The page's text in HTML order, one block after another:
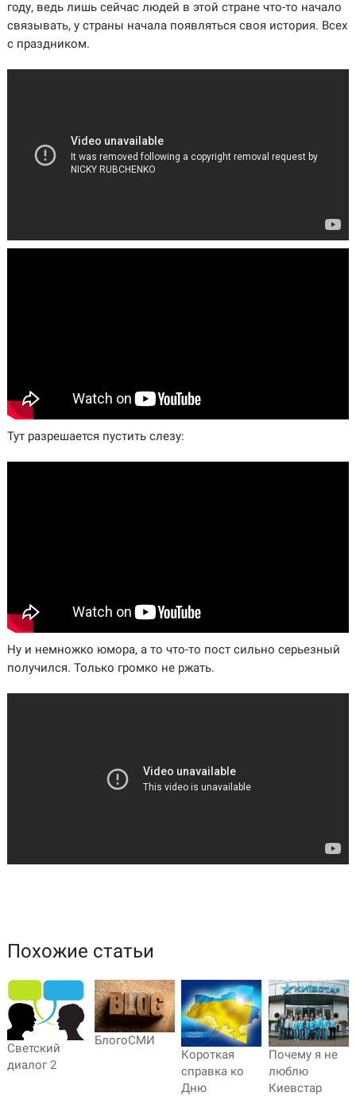
году, ведь лишь сейчас людей в этой стране что-то начало
связывать, у страны начала появляться своя история. Всех
с праздником.
Тут разрешается пустить слезу:
Ну и немножко юмора, а то что-то пост сильно серьезный
получился. Только громко не ржать.
Похожие статьи
Светский
диалог 2
БлогоСМИ
Короткая
справка ко
Дню
Почему я не
люблю
Киевстар